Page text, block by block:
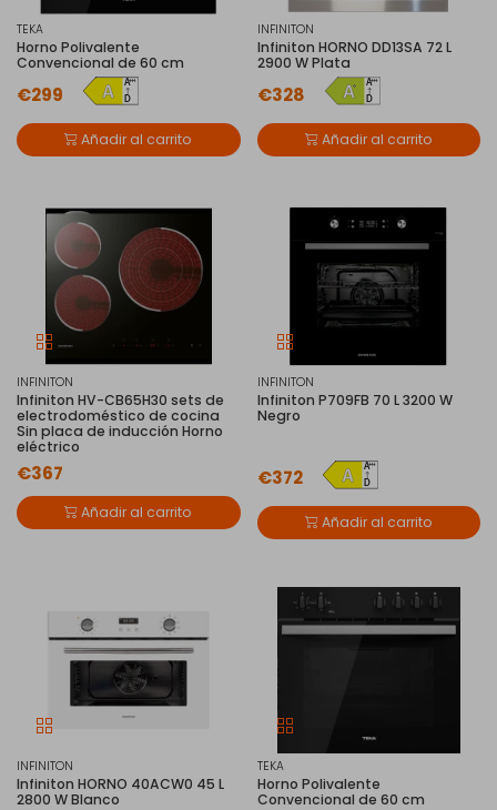
TEKA
Horno Polivalente
Convencional de 60 cm
€299
Añadir al carrito
INFINITON
Infiniton HORNO DD13SA 72 L
2900 W Plata
€328
Añadir al carrito
INFINITON
Infiniton HV-CB65H30 sets de
electrodoméstico de cocina
Sin placa de inducción Horno
eléctrico
€367
Añadir al carrito
INFINITON
Infiniton P709FB 70 L 3200 W
Negro
€372
Añadir al carrito
INFINITON
Infiniton HORNO 40ACW0 45 L
2800 W Blanco
TEKA
Horno Polivalente
Convencional de 60 cm